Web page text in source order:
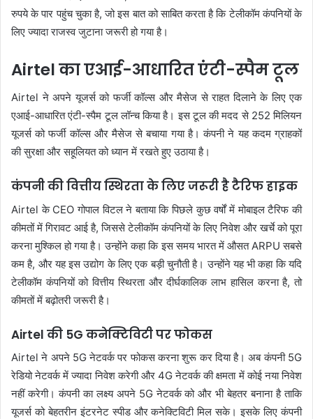
रुपये के पार पहुंच चुका है, जो इस बात को साबित करता है कि टेलीकॉम कंपनियों के
लिए ज्यादा राजस्व जुटाना जरूरी हो गया है।
Airtel का एआई-आधारित एंटी-स्पैम टूल
Airtel ने अपने यूजर्स को फर्जी कॉल्स और मैसेज से राहत दिलाने के लिए एक
एआई-आधारित एंटी-स्पैम टूल लॉन्च किया है। इस टूल की मदद से 252 मिलियन
यूजर्स को फर्जी कॉल्स और मैसेज से बचाया गया है। कंपनी ने यह कदम ग्राहकों
की सुरक्षा और सहूलियत को ध्यान में रखते हुए उठाया है।
कंपनी की वित्तीय स्थिरता के लिए जरूरी है टैरिफ हाइक
Airtel के CEO गोपाल विटल ने बताया कि पिछले कुछ वर्षों में मोबाइल टैरिफ की
कीमतों में गिरावट आई है, जिससे टेलीकॉम कंपनियों के लिए निवेश और खर्चे को पूरा
करना मुश्किल हो गया है। उन्होंने कहा कि इस समय भारत में औसत ARPU सबसे
कम है, और यह इस उद्योग के लिए एक बड़ी चुनौती है। उन्होंने यह भी कहा कि यदि
टेलीकॉम कंपनियों को वित्तीय स्थिरता और दीर्घकालिक लाभ हासिल करना है, तो
कीमतों में बढ़ोतरी जरूरी है।
Airtel की 5G कनेक्टिविटी पर फोकस
Airtel ने अपने 5G नेटवर्क पर फोकस करना शुरू कर दिया है। अब कंपनी 5G
रेडियो नेटवर्क में ज्यादा निवेश करेगी और 4G नेटवर्क की क्षमता में कोई नया निवेश
नहीं करेगी। कंपनी का लक्ष्य अपने 5G नेटवर्क को और भी बेहतर बनाना है ताकि
यूजर्स को बेहतरीन इंटरनेट स्पीड और कनेक्टिविटी मिल सके। इसके लिए कंपनी